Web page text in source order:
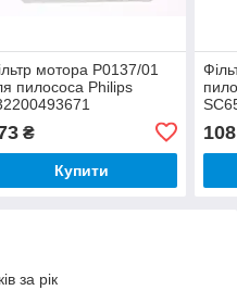
мотора P0137/01
пилососа Philips
₴
Купити
108
за рік